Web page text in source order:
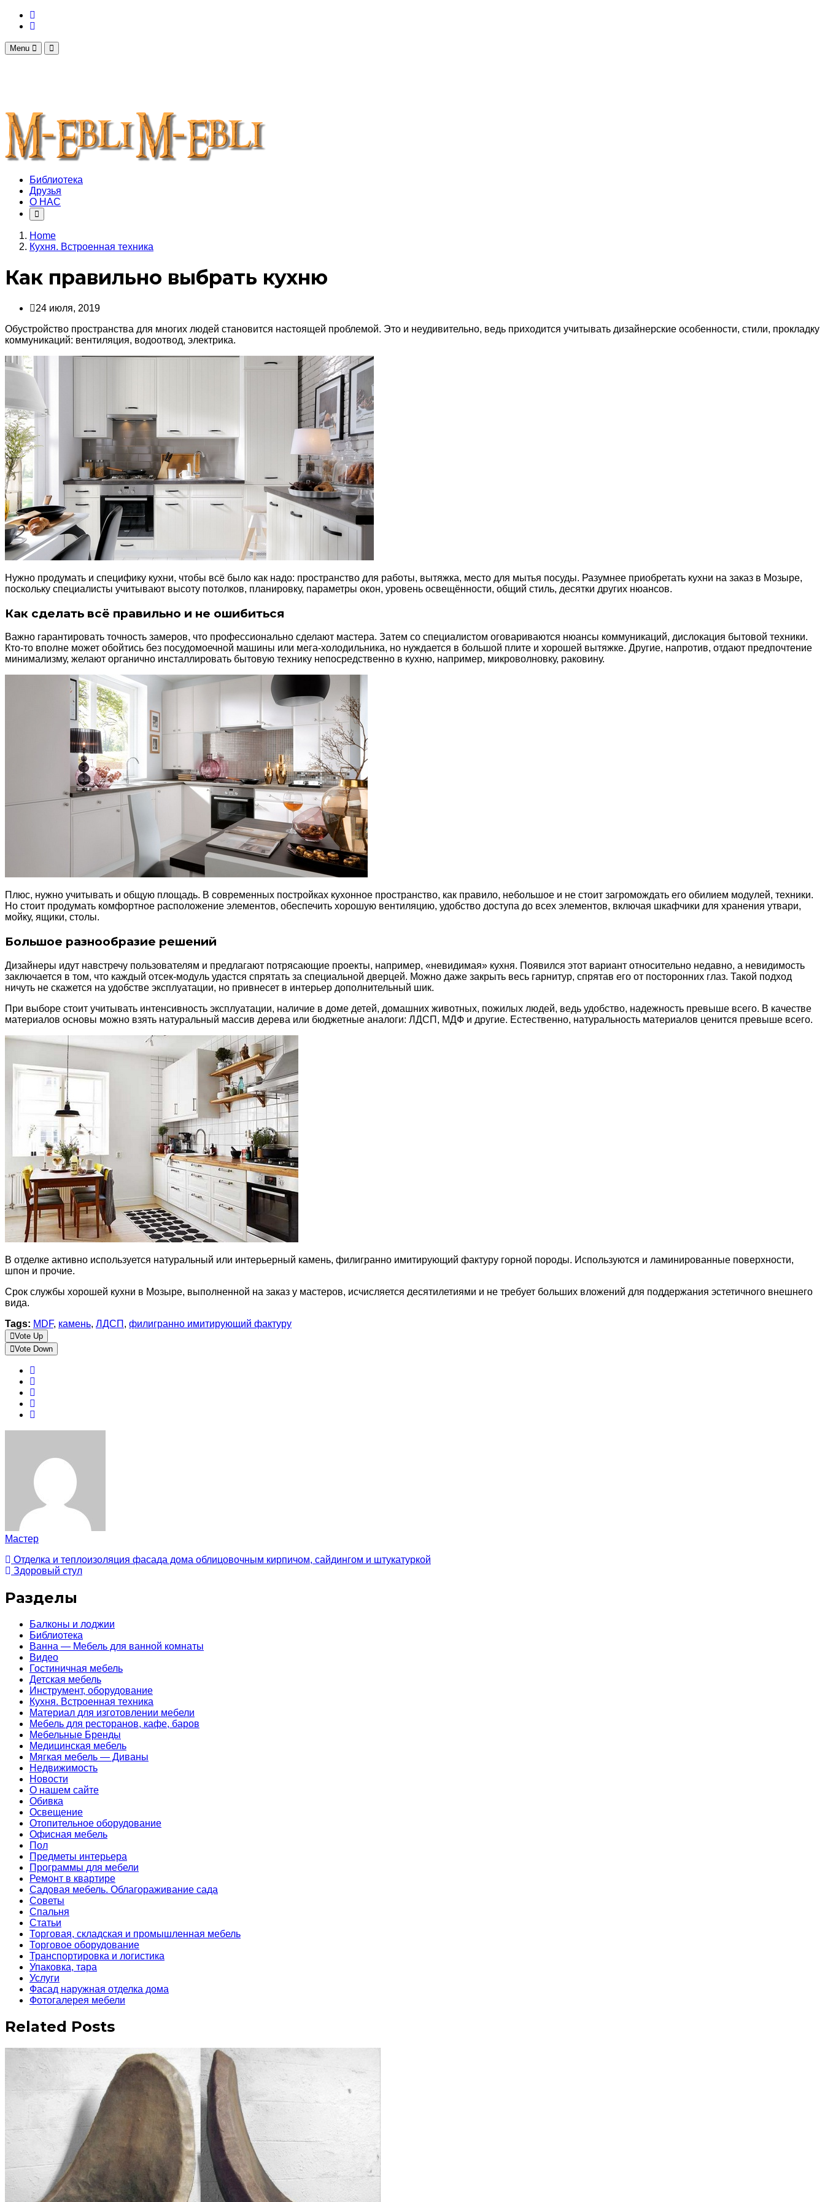
Menu
Библиотека
Друзья
О НАС
Home
Кухня. Встроенная техника
Как правильно выбрать кухню
24 июля, 2019
Обустройство пространства для многих людей становится настоящей проблемой. Это и неудивительно, ведь приходится учитывать дизайнерские особенности, стили, прокладку
коммуникаций: вентиляция, водоотвод, электрика.
Нужно продумать и специфику кухни, чтобы всё было как надо: пространство для работы, вытяжка, место для мытья посуды. Разумнее приобретать кухни на заказ в Мозыре,
поскольку специалисты учитывают высоту потолков, планировку, параметры окон, уровень освещённости, общий стиль, десятки других нюансов.
Как сделать всё правильно и не ошибиться
Важно гарантировать точность замеров, что профессионально сделают мастера. Затем со специалистом оговариваются нюансы коммуникаций, дислокация бытовой техники.
Кто-то вполне может обойтись без посудомоечной машины или мега-холодильника, но нуждается в большой плите и хорошей вытяжке. Другие, напротив, отдают предпочтение
минимализму, желают органично инсталлировать бытовую технику непосредственно в кухню, например, микроволновку, раковину.
Плюс, нужно учитывать и общую площадь. В современных постройках кухонное пространство, как правило, небольшое и не стоит загромождать его обилием модулей, техники.
Но стоит продумать комфортное расположение элементов, обеспечить хорошую вентиляцию, удобство доступа до всех элементов, включая шкафчики для хранения утвари,
мойку, ящики, столы.
Большое разнообразие решений
Дизайнеры идут навстречу пользователям и предлагают потрясающие проекты, например, «невидимая» кухня. Появился этот вариант относительно недавно, а невидимость
заключается в том, что каждый отсек-модуль удастся спрятать за специальной дверцей. Можно даже закрыть весь гарнитур, спрятав его от посторонних глаз. Такой подход
ничуть не скажется на удобстве эксплуатации, но привнесет в интерьер дополнительный шик.
При выборе стоит учитывать интенсивность эксплуатации, наличие в доме детей, домашних животных, пожилых людей, ведь удобство, надежность превыше всего. В качестве
материалов основы можно взять натуральный массив дерева или бюджетные аналоги: ЛДСП, МДФ и другие. Естественно, натуральность материалов ценится превыше всего.
В отделке активно используется натуральный или интерьерный камень, филигранно имитирующий фактуру горной породы. Используются и ламинированные поверхности,
шпон и прочие.
Срок службы хорошей кухни в Мозыре, выполненной на заказ у мастеров, исчисляется десятилетиями и не требует больших вложений для поддержания эстетичного внешнего
вида.
Tags: MDF, камень, ЛДСП , филигранно имитирующий фактуру
Vote Up
Vote Down
Мастер
Отделка и теплоизоляция фасада дома облицовочным кирпичом, сайдингом и штукатуркой
Здоровый стул
Разделы
Балконы и лоджии
Библиотека
Ванна — Мебель для ванной комнаты
Видео
Гостиничная мебель
Детская мебель
Инструмент, оборудование
Кухня. Встроенная техника
Материал для изготовлении мебели
Мебель для ресторанов, кафе, баров
Мебельные Бренды
Медицинская мебель
Мягкая мебель — Диваны
Недвижимость
Новости
О нашем сайте
Обивка
Освещение
Отопительное оборудование
Офисная мебель
Пол
Предметы интерьера
Программы для мебели
Ремонт в квартире
Садовая мебель. Облагораживание сада
Советы
Спальня
Статьи
Торговая, складская и промышленная мебель
Торговое оборудование
Транспортировка и логистика
Упаковка, тара
Услуги
Фасад наружная отделка дома
Фотогалерея мебели
Related Posts